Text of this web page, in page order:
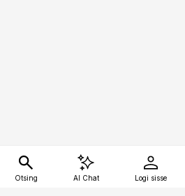
Otsing AI Chat Logi sisse